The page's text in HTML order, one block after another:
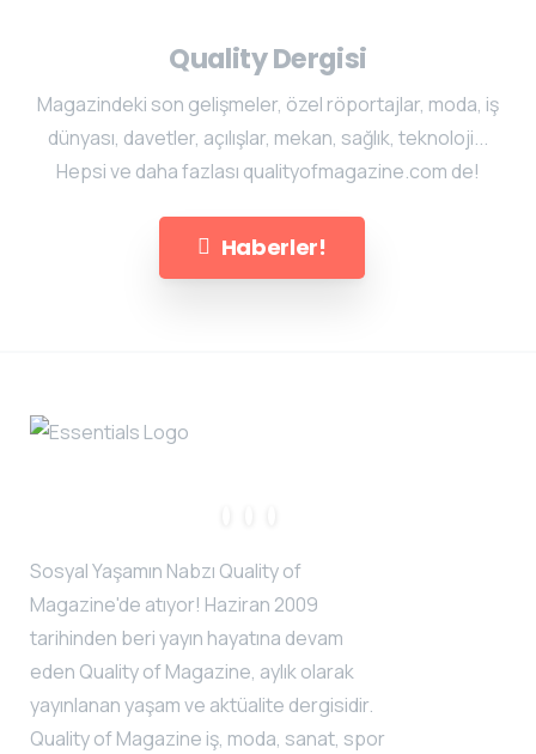
Quality Dergisi
Magazindeki son gelişmeler, özel röportajlar, moda, iş
dünyası, davetler, açılışlar, mekan, sağlık, teknoloji...
Hepsi ve daha fazlası qualityofmagazine.com de!
Haberler!
Sosyal Yaşamın Nabzı Quality of
Magazine'de atıyor! Haziran 2009
tarihinden beri yayın hayatına devam
eden Quality of Magazine, aylık olarak
yayınlanan yaşam ve aktüalite dergisidir.
Quality of Magazine iş, moda, sanat, spor